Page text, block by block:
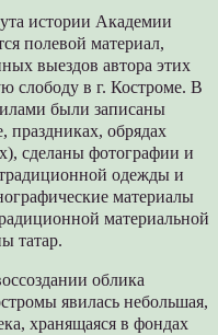
истории Академии
полевой материал,
выездов автора этих
слободу в г. Костроме. В
были записаны
обрядах
сделаны фотографии и
одежды и
материалы
материальной
татар.
облика
явилась небольшая,
хранящаяся в фондах